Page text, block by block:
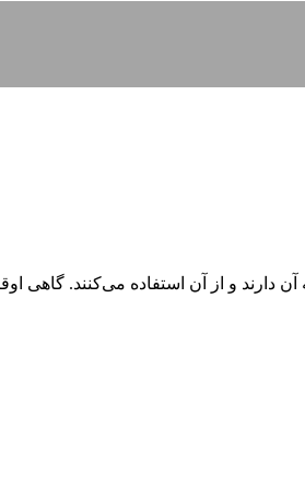
دارند و از آن استفاده می‌کنند. گاهی